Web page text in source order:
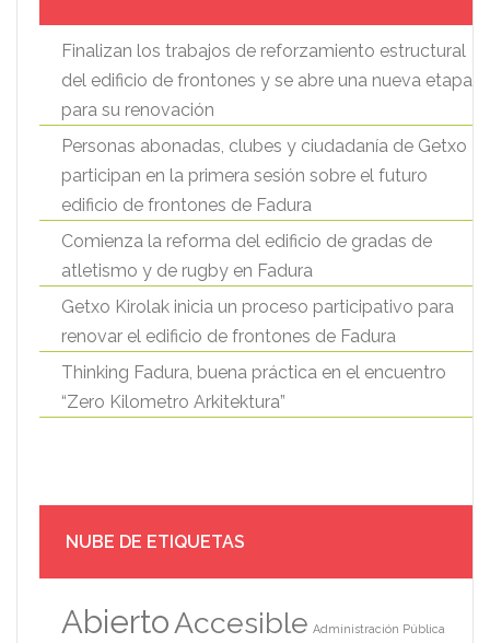
Finalizan los trabajos de reforzamiento estructural
del edificio de frontones y se abre una nueva etapa
para su renovación
Personas abonadas, clubes y ciudadanía de Getxo
participan en la primera sesión sobre el futuro
edificio de frontones de Fadura
Comienza la reforma del edificio de gradas de
atletismo y de rugby en Fadura
Getxo Kirolak inicia un proceso participativo para
renovar el edificio de frontones de Fadura
Thinking Fadura, buena práctica en el encuentro
“Zero Kilometro Arkitektura”
NUBE DE ETIQUETAS
AbiertoAccesible Administración Pública